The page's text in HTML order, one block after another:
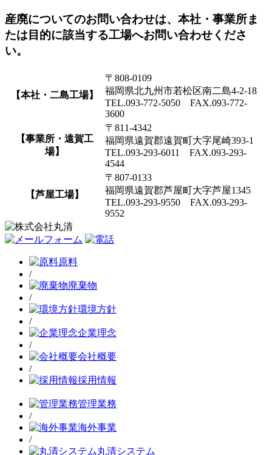
産廃についてのお問い合わせは、本社・事業所ま
たは目的に該当する工場へお問い合わせくださ
い。
【本社・二島工場】
〒808-0109
福岡県北九州市若松区南二島4-2-18
TEL.093-772-5050 FAX.093-772-
3600
【事業所・遠賀工
場】
〒811-4342
福岡県遠賀郡遠賀町大字尾崎393-1
TEL.093-293-6011 FAX.093-293-
4544
【芦屋工場】
〒807-0133
福岡県遠賀郡芦屋町大字芦屋1345
TEL.093-293-9550 FAX.093-293-
9552
原料
/
廃棄物
/
環境方針
/
企業理念
/
会社概要
/
採用情報
管理業務
/
海外事業
/
丸清システム